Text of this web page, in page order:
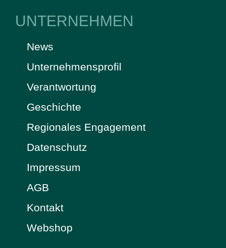
UNTERNEHMEN
News
Unternehmensprofil
Verantwortung
Geschichte
Regionales Engagement
Datenschutz
Impressum
AGB
Kontakt
Webshop